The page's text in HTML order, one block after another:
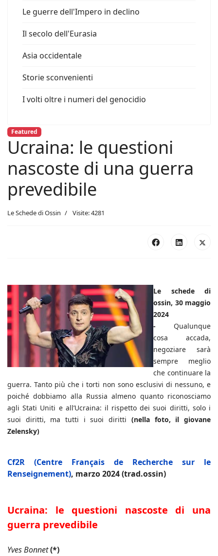
Le guerre dell'Impero in declino
Il secolo dell'Eurasia
Asia occidentale
Storie sconvenienti
I volti oltre i numeri del genocidio
Featured
Ucraina: le questioni
nascoste di una guerra
prevedibile
Le Schede di Ossin Visite: 4281
Le schede di
ossin, 30 maggio
2024
- Qualunque
cosa accada,
negoziare sarà
sempre meglio
che continuare la
guerra. Tanto più che i torti non sono esclusivi di nessuno, e
poiché dobbiamo alla Russia almeno quanto riconosciamo
agli Stati Uniti e all’Ucraina: il rispetto dei suoi diritti, solo i
suoi diritti, ma tutti i suoi diritti (nella foto, il giovane
Zelensky)
Cf2R (Centre Français de Recherche sur le
Renseignement), marzo 2024 (trad.ossin)
Ucraina: le questioni nascoste di una
guerra prevedibile
Yves Bonnet(*)